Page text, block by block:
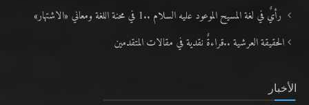
رأيٌ في لغة المسيح الموعود عليه السلام ..1 في محنة اللغة ومعاني «الاشتهار»
الحقيقة العرشية ..قراءةٌ نقدية في مقالات المتقدمين
الأخبار